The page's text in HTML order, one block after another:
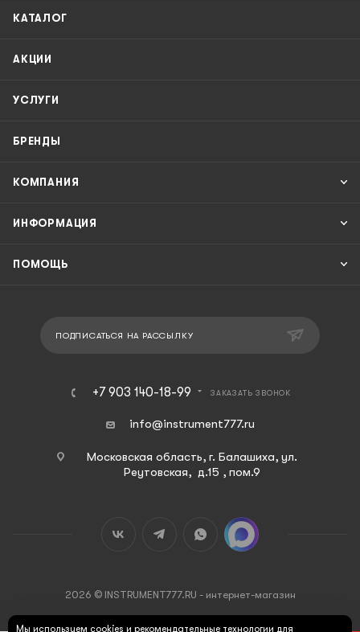
КАТАЛОГ
АКЦИИ
УСЛУГИ
БРЕНДЫ
КОМПАНИЯ
ИНФОРМАЦИЯ
ПОМОЩЬ
ПОДПИСАТЬСЯ НА РАССЫЛКУ
+7 903 140-18-99 ЗАКАЗАТЬ ЗВОНОК
info@instrument777.ru
Московская область, г. Балашиха, ул.
Реутовская, д.15 , пом.9
2026 © INSTRUMENT777.RU - интернет-магазин
Мы используем cookies и рекомендательные технологии для